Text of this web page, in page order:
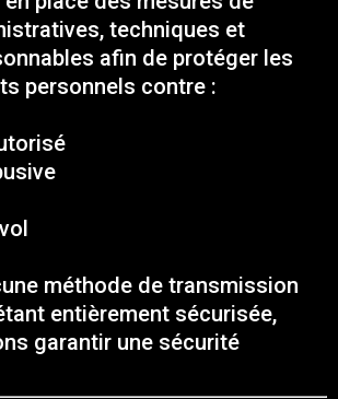
techniques et
afin de protéger les
personnels contre :
méthode de transmission
entièrement sécurisée,
garantir une sécurité